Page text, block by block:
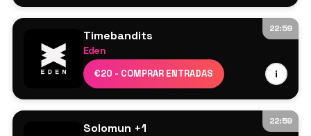
Sidney Charles
Silva Bumpa
Caal
Hector Oaks
999999999
Yanamaste
22:59
Timebandits
Eden
€20 - COMPRAR ENTRADAS i
Line Up TBA
22:59
Solomun +1